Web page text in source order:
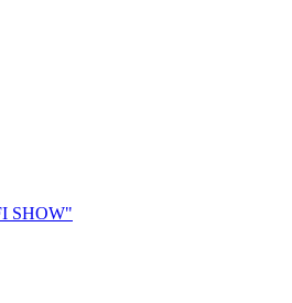
SHOW"